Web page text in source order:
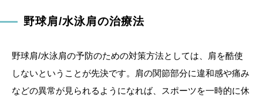
野球肩/水泳肩の治療法
野球肩/水泳肩の予防のための対策方法としては、肩を酷使
しないということが先決です。肩の関節部分に違和感や痛み
などの異常が見られるようになれば、スポーツを一時的に休